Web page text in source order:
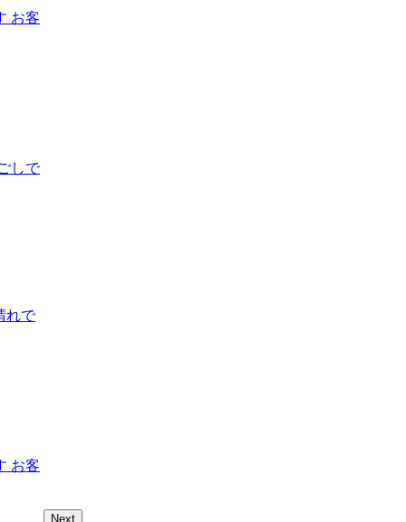
お客
しで
れで
お客
Next